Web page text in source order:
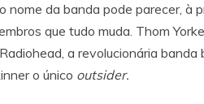
nome da banda pode parecer, à
que tudo muda. Thom
a revolucionária
o único outsider.